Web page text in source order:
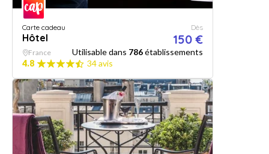
Carte cadeau
Hôtel
Dès
150 €
France Utilisable dans 786établissements
4.8
34 avis